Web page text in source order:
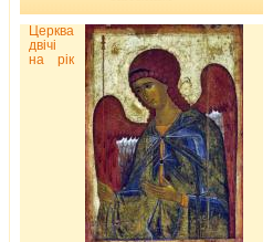
Церква
двічі
на рік